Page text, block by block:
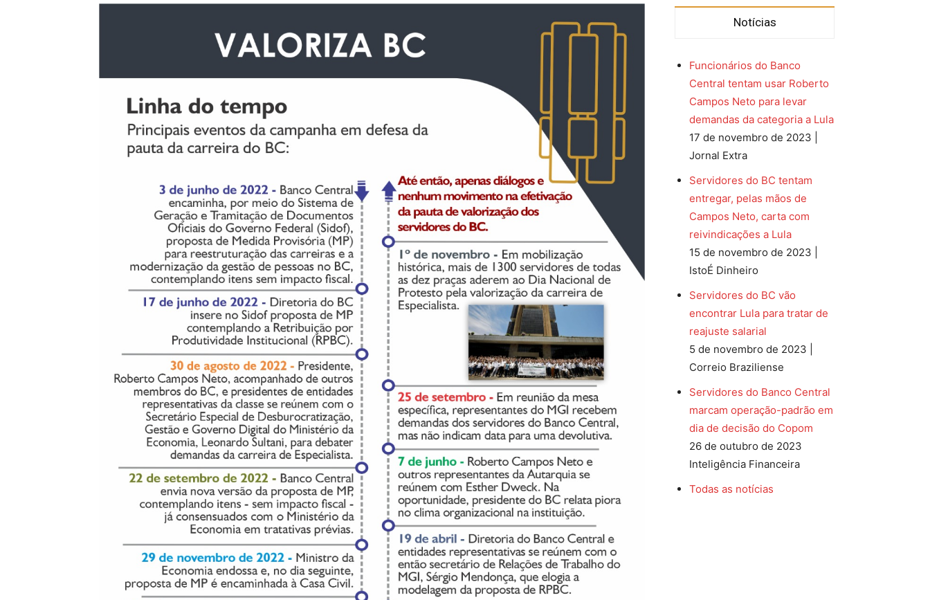
Central
Notícias
Funcionários do Banco
Central tentam usar Roberto
Campos Neto para levar
demandas da categoria a Lula
17 de novembro de 2023 |
Jornal Extra
Servidores do BC tentam
entregar, pelas mãos de
Campos Neto, carta com
reivindicações a Lula
15 de novembro de 2023 |
IstoÉ Dinheiro
Servidores do BC vão
encontrar Lula para tratar de
reajuste salarial
5 de novembro de 2023 |
Correio Braziliense
Servidores do Banco Central
marcam operação-padrão em
dia de decisão do Copom
26 de outubro de 2023
Inteligência Financeira
Todas as notícias